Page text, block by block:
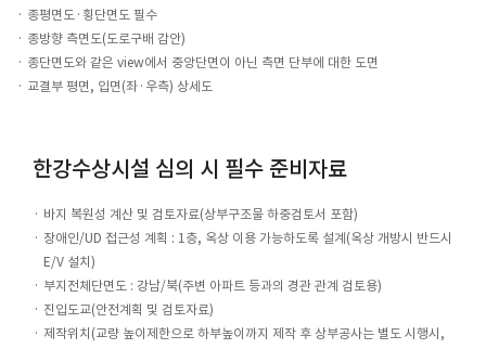
종평면도·횡단면도 필수
종방향 측면도(도로구배 감안)
종단면도와 같은 view에서 중앙단면이 아닌 측면 단부에 대한 도면
교결부 평면, 입면(좌·우측) 상세도
한강수상시설 심의 시 필수 준비자료
바지 복원성 계산 및 검토자료(상부구조물 하중검토서 포함)
장애인/UD 접근성 계획 : 1층, 옥상 이용 가능하도록 설계(옥상 개방시 반드시
E/V 설치)
부지전체단면도 : 강남/북(주변 아파트 등과의 경관 관계 검토용)
진입도교(안전계획 및 검토자료)
제작위치(교량 높이제한으로 하부높이까지 제작 후 상부공사는 별도 시행시,